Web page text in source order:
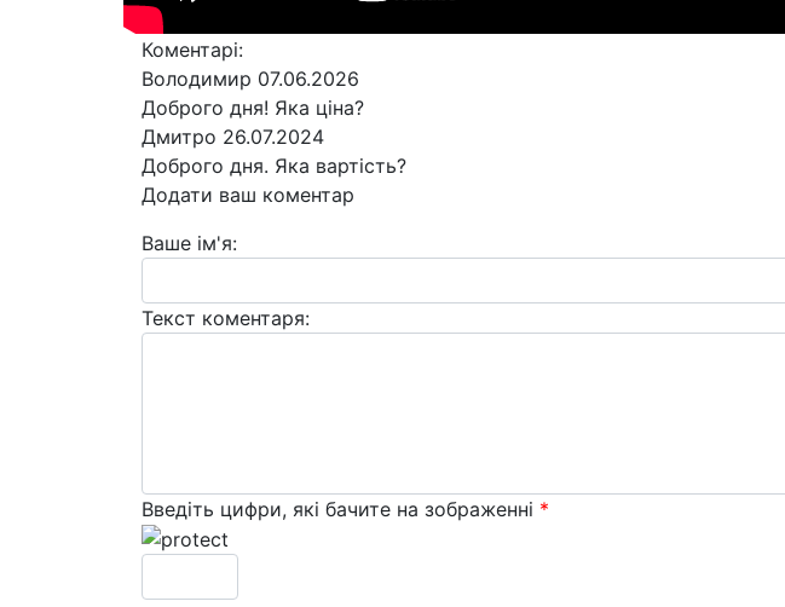
Коментарі:
Володимир 07.06.2026
Доброго дня! Яка ціна?
Дмитро 26.07.2024
Доброго дня. Яка вартість?
Додати ваш коментар
Ваше ім'я:
Текст коментаря:
Введіть цифри, які бачите на зображенні *